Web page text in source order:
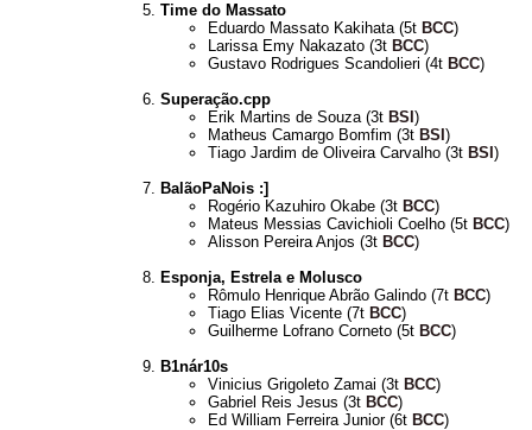
Time do Massato
Eduardo Massato Kakihata (5t BCC)
Larissa Emy Nakazato (3t BCC)
Gustavo Rodrigues Scandolieri (4t BCC)
Superação.cpp
Erik Martins de Souza (3t BSI )
Matheus Camargo Bomfim (3t BSI )
Tiago Jardim de Oliveira Carvalho (3t BSI )
BalãoPaNois :]
Rogério Kazuhiro Okabe (3t BCC)
Mateus Messias Cavichioli Coelho (5t BCC)
Alisson Pereira Anjos (3t BCC)
Esponja, Estrela e Molusco
Rômulo Henrique Abrão Galindo (7t BCC)
Tiago Elias Vicente (7t BCC)
Guilherme Lofrano Corneto (5t BCC)
B1nár10s
Vinicius Grigoleto Zamai (3t BCC)
Gabriel Reis Jesus (3t BCC)
Ed William Ferreira Junior (6t BCC)